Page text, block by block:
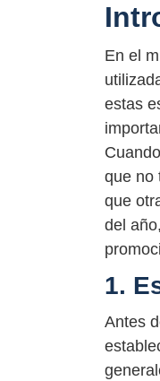
En el
estas
que no
que
del
1.
Antes